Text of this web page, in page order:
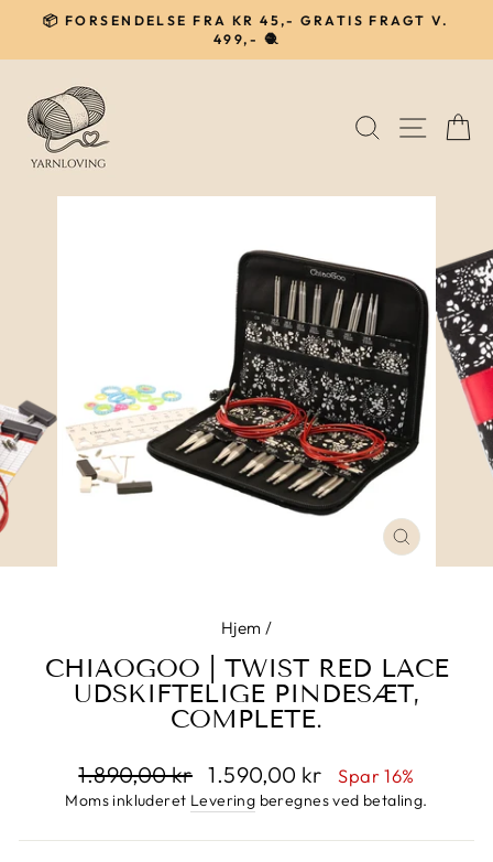
indhold
Pause
📦 FORSENDELSE FRA KR 45,- GRATIS FRAGT V.
499,- 🧶
SØG
LUK
Hjem /
CHIAOGOO | TWIST RED LACE
UDSKIFTELIGE PINDESÆT,
COMPLETE.
Normalpris
1.890,00 kr Udsalgspris
1.590,00 kr Spar 16%
Moms inkluderet Levering beregnes ved betaling.